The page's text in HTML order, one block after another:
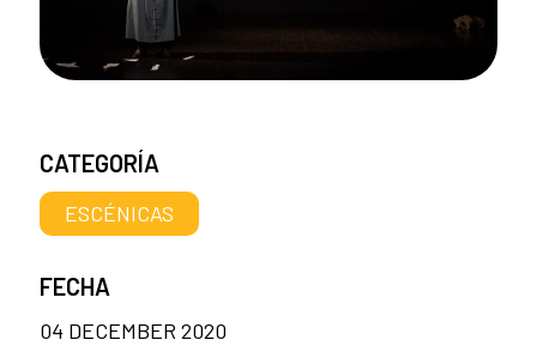
CATEGORÍA
ESCÉNICAS
FECHA
04 DECEMBER 2020